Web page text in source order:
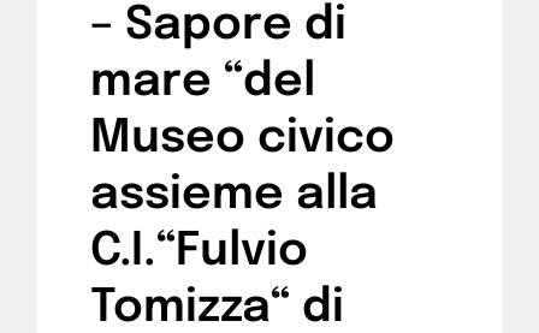
Contattaci– Sapore di
mare “del
Museo civico
assieme alla
C.I.“Fulvio
Tomizza“ di